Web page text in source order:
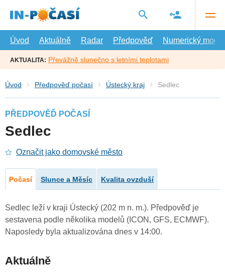
hlavní
Úvod
Aktuálně Radar Předpověď Numerický model
AKTUALITA: Převážně slunečno s letními teplotami
Úvod Předpověď počasí Ústecký kraj Sedlec
PŘEDPOVĚĎ POČASÍ
Sedlec
Označit jako domovské město
Počasí Slunce a Měsíc Kvalita ovzduší
Sedlec leží v kraji Ústecký (202 m n. m.). Předpověď je
sestavena podle několika modelů (ICON, GFS, ECMWF).
Naposledy byla aktualizována dnes v 14:00.
Aktuálně